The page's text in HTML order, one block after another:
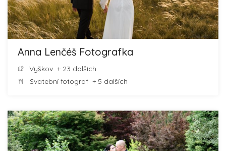
Anna Lenčéš Fotografka
Vyškov + 23 dalších
Svatební fotograf + 5 dalších